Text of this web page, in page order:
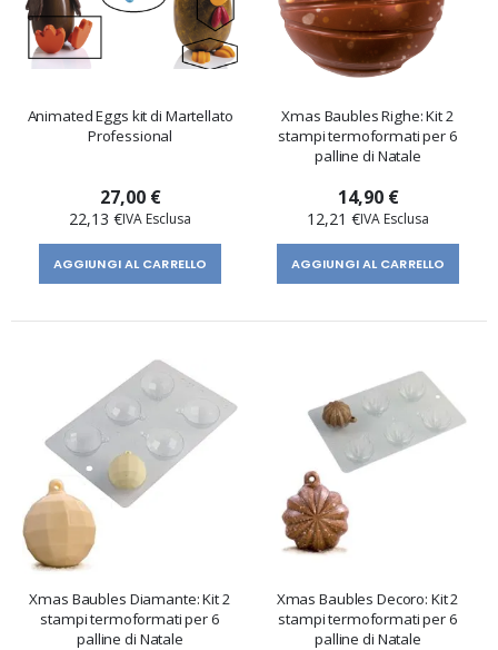
Animated Eggs kit di Martellato
Professional
27,00 €
22,13 €
AGGIUNGI AL CARRELLO
Xmas Baubles Righe: Kit 2
stampi termoformati per 6
palline di Natale
14,90 €
12,21 €
AGGIUNGI AL CARRELLO
Xmas Baubles Diamante: Kit 2
stampi termoformati per 6
palline di Natale
Xmas Baubles Decoro: Kit 2
stampi termoformati per 6
palline di Natale